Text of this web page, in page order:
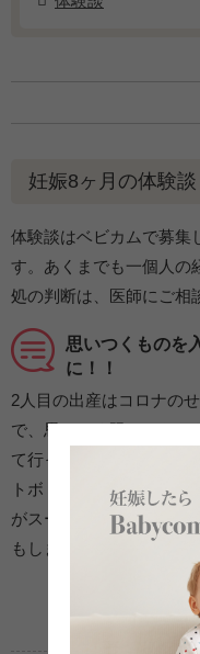
妊娠8ヶ月の体験談
体験談はベビカムで募集
す。あくまでも一個人の
処の判断は、医師にご相
思いつくものを
に！！
2人目の出産はコロナの
で、思いつく限りのもの
て行ってよかったものは
トボトル飲料。でもお
がスーツケースいっぱい
もしましたがもっと間食